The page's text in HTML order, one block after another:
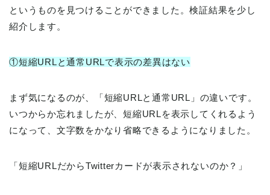
というものを見つけることができました。検証結果を少し
紹介します。
①短縮URLと通常URLで表示の差異はない
まず気になるのが、「短縮URLと通常URL」の違いです。
いつからか忘れましたが、短縮URLを表示してくれるよう
になって、文字数をかなり省略できるようになりました。
「短縮URLだからTwitterカードが表示されないのか？」